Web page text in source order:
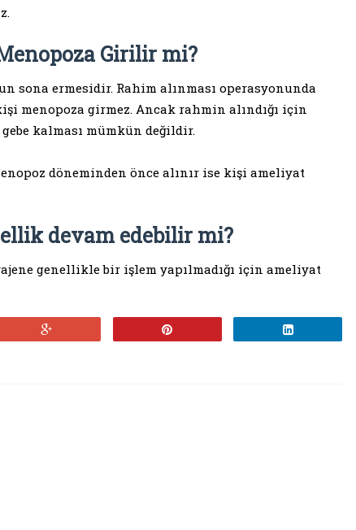
Girilir mi?
sona ermesidir. Rahim alınması operasyonunda
menopoza girmez. Ancak rahmin alındığı için
kalması mümkün değildir.
döneminden önce alınır ise kişi ameliyat
devam edebilir mi?
genellikle bir işlem yapılmadığı için ameliyat